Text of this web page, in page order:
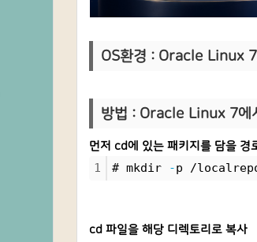
OS환경 : Oracle Linux
방법 : Oracle Linux 7에
먼저 cd에 있는 패키지를 담을 경
1 # mkdir -p /
cd 파일을 해당 디렉토리로 복사